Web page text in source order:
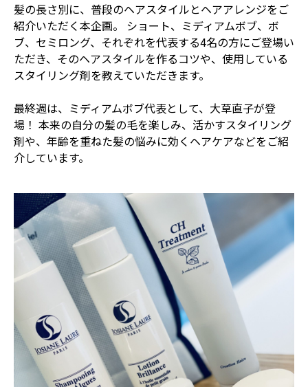
髪の長さ別に、普段のヘアスタイルとヘアアレンジをご
紹介いただく本企画。 ショート、ミディアムボブ、ボ
ブ、セミロング、それぞれを代表する4名の方にご登場い
ただき、そのヘアスタイルを作るコツや、使用している
スタイリング剤を教えていただきます。
最終週は、ミディアムボブ代表として、大草直子が登
場！ 本来の自分の髪の毛を楽しみ、活かすスタイリング
剤や、年齢を重ねた髪の悩みに効くヘアケアなどをご紹
介しています。